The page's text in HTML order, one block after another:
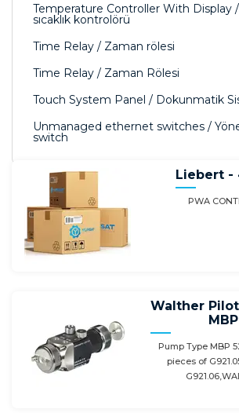
Temperature Controller With Display
sıcaklık kontrolörü
Time Relay / Zaman rölesi
Time Relay / Zaman Rölesi
Touch System Panel / Dokunmatik
Unmanaged ethernet switches /
switch
Liebert -
PWA
Walther Pilot
Pump Type MBP
pieces of